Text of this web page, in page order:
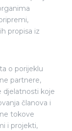
propisa iz
o porijeklu
partnere,
djelatnosti koje
članova i
tokove
i projekti,